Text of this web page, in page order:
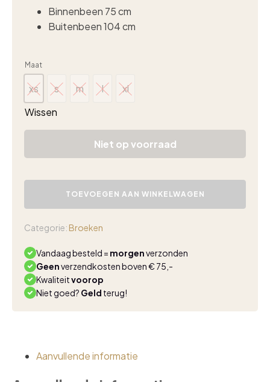
Binnenbeen 75 cm
Buitenbeen 104 cm
Maat
xs
xs
s
s
m
m
l
l
xl
xl
Wissen
Niet op voorraad
Triple
salie
aantal
TOEVOEGEN AAN WINKELWAGEN
Categorie: Broeken
Vandaag besteld = morgenverzonden
Geenverzendkosten boven € 75,-
Kwaliteitvoorop
Niet goed? Geld terug!
Aanvullende informatie